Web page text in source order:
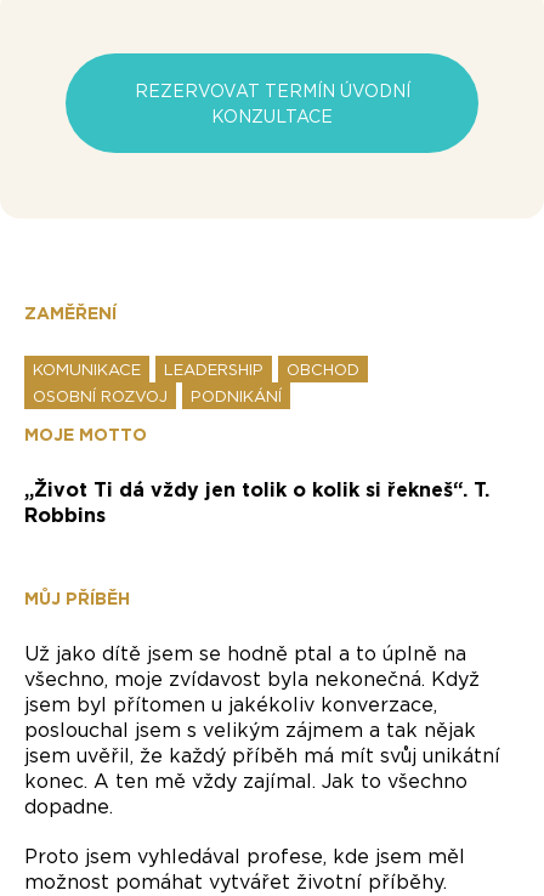
REZERVOVAT TERMÍN ÚVODNÍ
KONZULTACE
ZAMĚŘENÍ
KOMUNIKACE LEADERSHIP
OBCHOD
OSOBNÍ ROZVOJ
PODNIKÁNÍ
MOJE MOTTO
„Život Ti dá vždy jen tolik o kolik si řekneš“. T.
Robbins
MŮJ PŘÍBĚH
Už jako dítě jsem se hodně ptal a to úplně na
všechno, moje zvídavost byla nekonečná. Když
jsem byl přítomen u jakékoliv konverzace,
poslouchal jsem s velikým zájmem a tak nějak
jsem uvěřil, že každý příběh má mít svůj unikátní
konec. A ten mě vždy zajímal. Jak to všechno
dopadne.
Proto jsem vyhledával profese, kde jsem měl
možnost pomáhat vytvářet životní příběhy.